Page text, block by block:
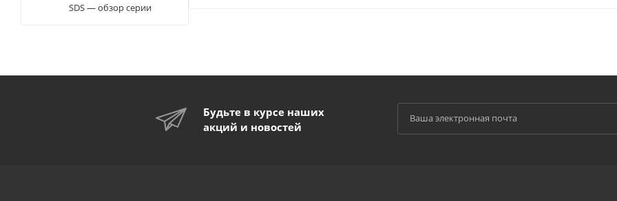
SDS — обзор серии
Будьте в курсе наших
акций и новостей